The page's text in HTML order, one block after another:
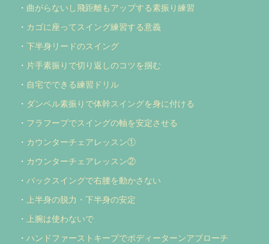
・ 曲がらないし飛距離もアップする素振り練習
・ カゴに座ってスイング練習する意義
・ 下半身リードのスイング
・ 片手素振りで切り返しのコツを掴む
・ 自宅でできる練習ドリル
・ ダンベル素振りで体幹スイングを身に付ける
・ フラフープでスイングの軸を安定させる
・ カウンターチェアレッスン①
・ カウンターチェアレッスン②
・ バックスイングで右腰を動かさない
・ 上半身の脱力・下半身の安定
・ 上腕は使わないで
・ ハンドファーストキープでボディーターンアプローチ